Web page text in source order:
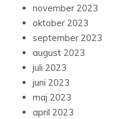
november 2023
oktober 2023
september 2023
august 2023
juli 2023
juni 2023
maj 2023
april 2023